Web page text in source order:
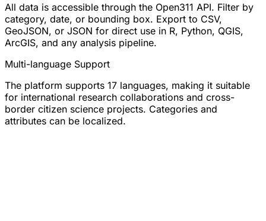
All data is accessible through the Open311 API. Filter by
category, date, or bounding box. Export to CSV,
GeoJSON, or JSON for direct use in R, Python, QGIS,
ArcGIS, and any analysis pipeline.
Multi-language Support
The platform supports 17 languages, making it suitable
for international research collaborations and cross-
border citizen science projects. Categories and
attributes can be localized.